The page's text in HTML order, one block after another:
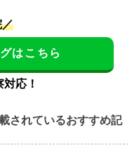
はこちら
応！
されているおすすめ記